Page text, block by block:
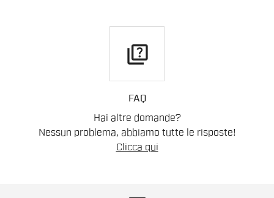
quiz
FAQ
Hai altre domande?
Nessun problema, abbiamo tutte le risposte!
Clicca qui